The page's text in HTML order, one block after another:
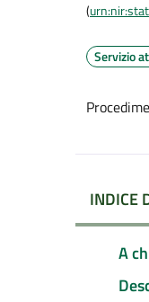
(
Servizio
INDICE
A